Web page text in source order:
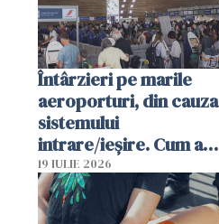
Întârzieri pe marile
aeroporturi, din cauza
sistemului
intrare/ieșire. Cum a
ajuns o femeie să fie
arestată în Cluj-Napoca
19 IULIE 2026